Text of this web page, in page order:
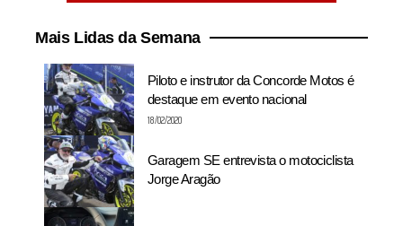
Mais Lidas da Semana
Piloto e instrutor da Concorde Motos é
destaque em evento nacional
18/02/2020
Garagem SE entrevista o motociclista
Jorge Aragão